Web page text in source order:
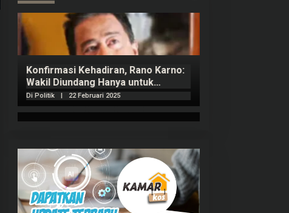
Konfirmasi Kehadiran, Rano Karno:
Wakil Diundang Hanya untuk
Penutupan Retret
Di Politik | 22 Februari 2025